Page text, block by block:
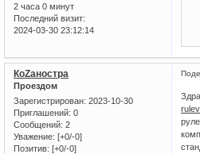
2 часа 0 минут
Последний визит:
2024-03-30 23:12:14
КоZаностра
Проездом
Зарегистрирован: 2023-10-30
Приглашений: 0
Сообщений: 2
Уважение: [+0/-0]
Позитив: [+0/-0]